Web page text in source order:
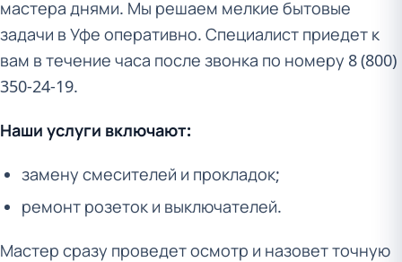
мастера днями. Мы решаем мелкие бытовые
задачи в Уфе оперативно. Специалист приедет к
вам в течение часа после звонка по номеру 8 (800)
350-24-19.
Наши услуги включают:
замену смесителей и прокладок;
ремонт розеток и выключателей.
Мастер сразу проведет осмотр и назовет точную